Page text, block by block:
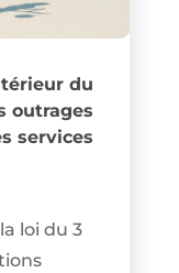
du
outrages
services
loi du 3